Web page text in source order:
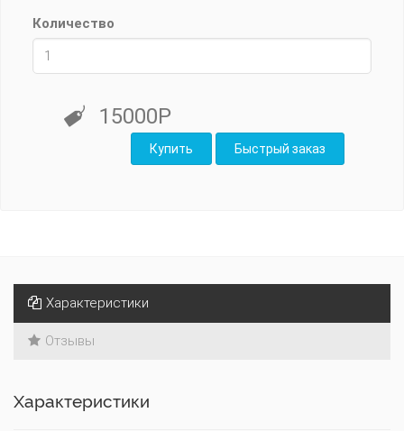
Количество
15000Р
Характеристики
Отзывы
Характеристики